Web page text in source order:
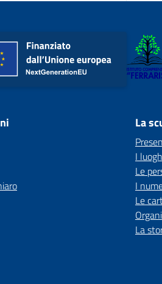
La
I
Le
I
Le
La